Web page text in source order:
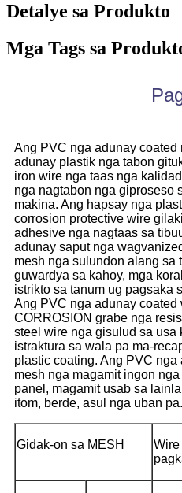
Detalye sa Produkto
Mga Tags sa
Ang PVC nga adunay coated
adunay plastik nga tabon
iron wire nga taas nga
nga nagtabon nga giproseso
makina. Ang hapsay nga
corrosion protective wire
adhesive nga nagtaas sa
adunay saput nga
mesh nga sulundon alang sa
guwardya sa kahoy, mga
istrikto sa tanum ug pagsaka
Ang PVC nga adunay coated
CORROSION grabe nga
steel wire nga gisulud sa usa
istraktura sa wala pa ma-
plastic coating. Ang PVC
mesh nga magamit ingon
panel, magamit usab sa
itom, berde, asul nga uban pa.
Gidak-on sa MESH